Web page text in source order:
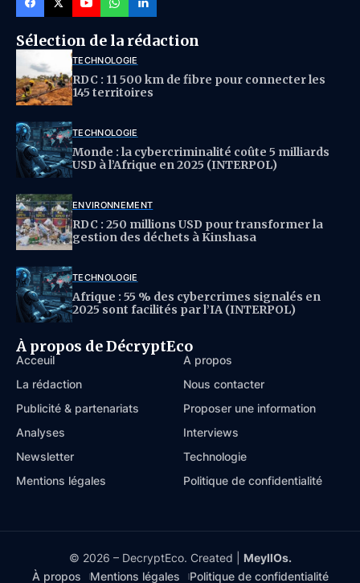
Sélection de la rédaction
TECHNOLOGIE
RDC : 11 500 km de fibre pour connecter les
145 territoires
TECHNOLOGIE
Monde : la cybercriminalité coûte 5 milliards
USD à l’Afrique en 2025 (INTERPOL)
ENVIRONNEMENT
RDC : 250 millions USD pour transformer la
gestion des déchets à Kinshasa
TECHNOLOGIE
Afrique : 55 % des cybercrimes signalés en
2025 sont facilités par l’IA (INTERPOL)
À propos de DécryptEco
Acceuil
À propos
La rédaction
Nous contacter
Publicité & partenariats
Proposer une information
Analyses
Interviews
Newsletter
Technologie
Mentions légales
Politique de confidentialité
© 2026 – DecryptEco. Created | MeyllOs.
À propos
Mentions légales Politique de confidentialité